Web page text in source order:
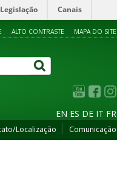
Legislação Canais
ALTO CONTRASTE MAPA DO SITE
EN ES DE IT FR
Localização Comunicação